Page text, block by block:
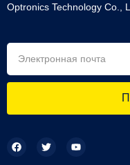
Optronics Technology Co.,